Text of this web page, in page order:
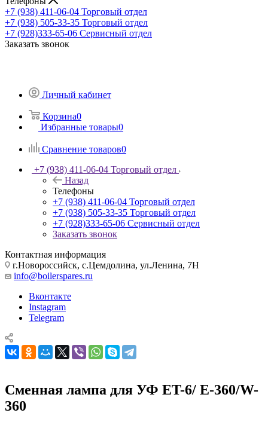
+7 (938) 411-06-04 Торговый отдел
+7 (938) 505-33-35 Торговый отдел
+7 (928)333-65-06 Сервисный отдел
Заказать звонок
Личный кабинет
Корзина0
Избранные товары0
Сравнение товаров0
+7 (938) 411-06-04 Торговый отдел
Назад
Телефоны
+7 (938) 411-06-04 Торговый отдел
+7 (938) 505-33-35 Торговый отдел
+7 (928)333-65-06 Сервисный отдел
Заказать звонок
Контактная информация
г.Новороссийск, с.Цемдолина, ул.Ленина, 7Н
info@boilerspares.ru
Вконтакте
Instagram
Telegram
Сменная лампа для УФ ET-6/ E-360/W-
360